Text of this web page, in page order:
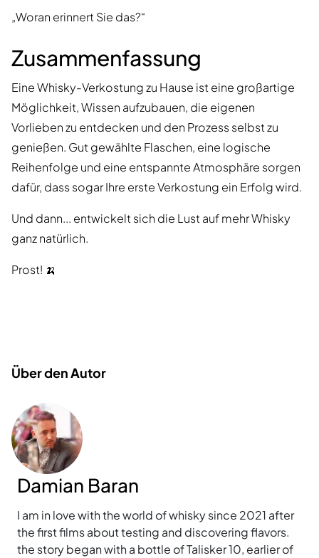
„Woran erinnert Sie das?“
Zusammenfassung
Eine Whisky-Verkostung zu Hause ist eine großartige
Möglichkeit, Wissen aufzubauen, die eigenen
Vorlieben zu entdecken und den Prozess selbst zu
genießen. Gut gewählte Flaschen, eine logische
Reihenfolge und eine entspannte Atmosphäre sorgen
dafür, dass sogar Ihre erste Verkostung ein Erfolg wird.
Und dann... entwickelt sich die Lust auf mehr Whisky
ganz natürlich.
Prost! 🍌
Über den Autor
Damian Baran
I am in love with the world of whisky since 2021 after
the first films about testing and discovering flavors.
the story began with a bottle of Talisker 10, earlier of